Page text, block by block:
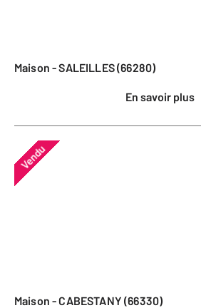
Maison - SALEILLES (66280)
En savoir plus
Vendu
Maison - CABESTANY (66330)